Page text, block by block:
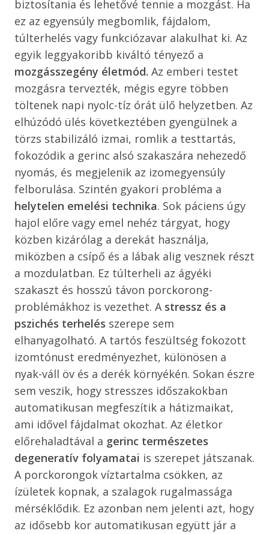
biztosítania és lehetővé tennie a mozgást. Ha
ez az egyensúly megbomlik, fájdalom,
túlterhelés vagy funkciózavar alakulhat ki. Az
egyik leggyakoribb kiváltó tényező a
mozgásszegény életmód. Az emberi testet
mozgásra tervezték, mégis egyre többen
töltenek napi nyolc-tíz órát ülő helyzetben. Az
elhúzódó ülés következtében gyengülnek a
törzs stabilizáló izmai, romlik a testtartás,
fokozódik a gerinc alsó szakaszára nehezedő
nyomás, és megjelenik az izomegyensúly
felborulása. Szintén gyakori probléma a
helytelen emelési technika. Sok páciens úgy
hajol előre vagy emel nehéz tárgyat, hogy
közben kizárólag a derekát használja,
miközben a csípő és a lábak alig vesznek részt
a mozdulatban. Ez túlterheli az ágyéki
szakaszt és hosszú távon porckorong-
problémákhoz is vezethet. A stressz és a
pszichés terhelés szerepe sem
elhanyagolható. A tartós feszültség fokozott
izomtónust eredményezhet, különösen a
nyak-váll öv és a derék környékén. Sokan észre
sem veszik, hogy stresszes időszakokban
automatikusan megfeszítik a hátizmaikat,
ami idővel fájdalmat okozhat. Az életkor
előrehaladtával a gerinc természetes
degeneratív folyamatai is szerepet játszanak.
A porckorongok víztartalma csökken, az
ízületek kopnak, a szalagok rugalmassága
mérséklődik. Ez azonban nem jelenti azt, hogy
az idősebb kor automatikusan együtt jár a